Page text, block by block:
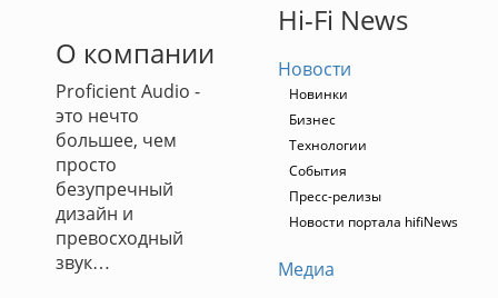
О компании
Proficient Audio -
это нечто
большее, чем
просто
безупречный
дизайн и
превосходный
звук…
Hi-Fi News
Новости
Новинки
Бизнес
Технологии
События
Пресс-релизы
Новости портала hifiNews
Медиа